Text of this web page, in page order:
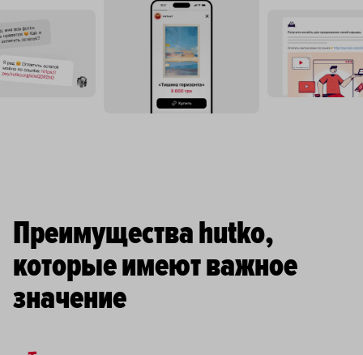
Преимущества hutko,
которые имеют важное
значение